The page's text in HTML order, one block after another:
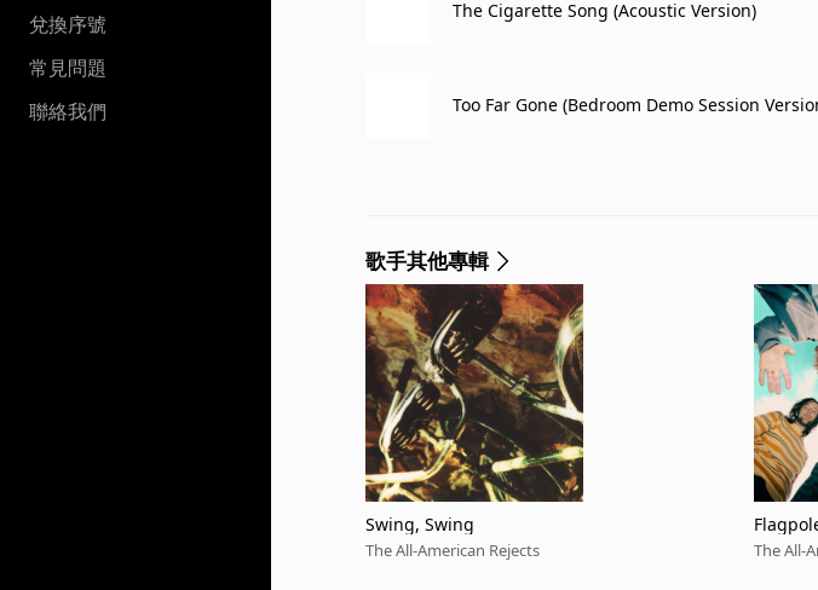
兌換序號
常見問題
聯絡我們
The Cigarette Song (Acoustic Version)
Too Far Gone (Bedroom Demo Session
歌手其他專輯
Swing, Swing
The All-American Rejects The All-